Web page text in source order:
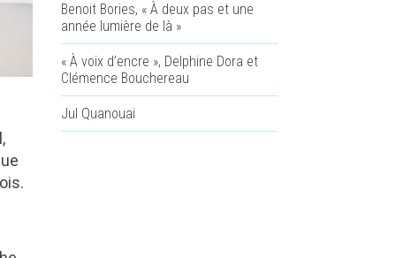
Benoit Bories, « À deux pas et une
année lumière de là »
« À voix d’encre », Delphine Dora et
Clémence Bouchereau
Jul Quanouai